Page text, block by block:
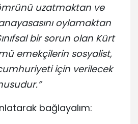
uzatmaktan ve
oylamaktan
bir sorun olan Kürt
emekçilerin sosyalist,
için verilecek
bağlayalım: